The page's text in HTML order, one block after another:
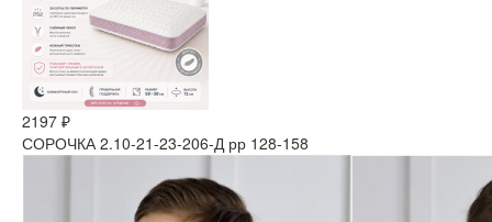
2197 ₽
СОРОЧКА 2.10-21-23-206-Д рр 128-158